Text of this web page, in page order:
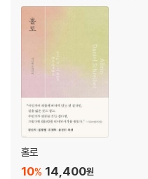
홀로
14,400원
10%